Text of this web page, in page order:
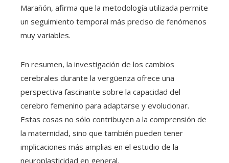
Marañón, afirma que la metodología utilizada permite
un seguimiento temporal más preciso de fenómenos
muy variables.
En resumen, la investigación de los cambios
cerebrales durante la vergüenza ofrece una
perspectiva fascinante sobre la capacidad del
cerebro femenino para adaptarse y evolucionar.
Estas cosas no sólo contribuyen a la comprensión de
la maternidad, sino que también pueden tener
implicaciones más amplias en el estudio de la
neuroplasticidad en general.